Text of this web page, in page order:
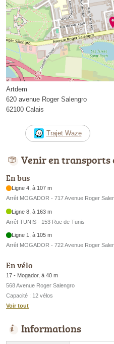
Artdem
620 avenue Roger Salengro
62100 Calais
Trajet Waze
Venir en transports
En bus
Ligne 4, à 107 m
Arrêt MOGADOR - 717 Avenue Roger
Ligne 8, à 163 m
Arrêt TUNIS - 153 Rue de Tunis
Ligne 1, à 105 m
Arrêt MOGADOR - 722 Avenue Roger
En vélo
17 - Mogador, à 40 m
568 Avenue Roger Salengro
Capacité : 12 vélos
Voir tout
Informations